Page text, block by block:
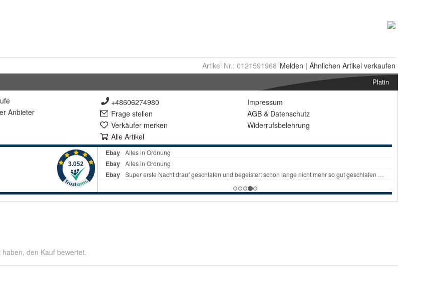
Artikel Nr.: 0121591968 Melden | Ähnlichen Artikel verkaufen
Platin
er Anbieter
+48606274980
Frage stellen
Verkäufer merken
Alle Artikel
Impressum
AGB & Datenschutz
Widerrufsbelehrung
den Kauf bewertet.